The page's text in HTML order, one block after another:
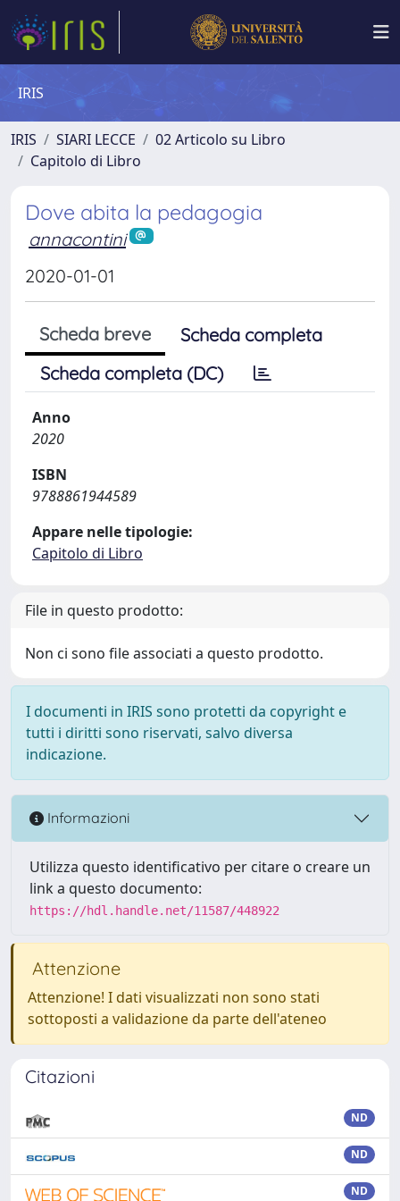
IRIS
IRIS SIARI LECCE
02 Articolo su Libro
Capitolo di Libro
Dove abita la pedagogia
annacontini
2020-01-01
Scheda breve
Scheda completa
Scheda completa (DC)
Anno
2020
ISBN
9788861944589
Appare nelle tipologie:
Capitolo di Libro
File in questo prodotto:
Non ci sono file associati a questo prodotto.
I documenti in IRIS sono protetti da copyright e
tutti i diritti sono riservati, salvo diversa
indicazione.
Informazioni
Utilizza questo identificativo per citare o creare un
link a questo documento:
https://hdl.handle.net/11587/448922
Attenzione
Attenzione! I dati visualizzati non sono stati
sottoposti a validazione da parte dell'ateneo
Citazioni
ND
ND
ND